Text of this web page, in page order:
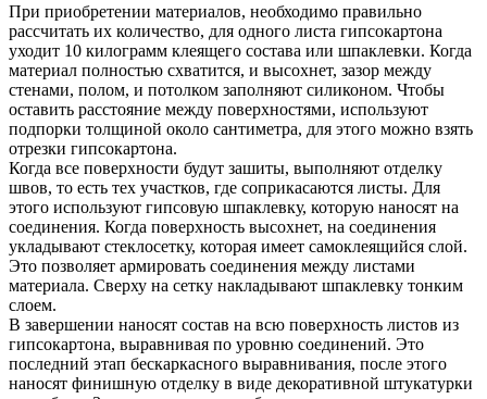
При приобретении материалов, необходимо правильно
рассчитать их количество, для одного листа гипсокартона
уходит 10 килограмм клеящего состава или шпаклевки. Когда
материал полностью схватится, и высохнет, зазор между
стенами, полом, и потолком заполняют силиконом. Чтобы
оставить расстояние между поверхностями, используют
подпорки толщиной около сантиметра, для этого можно взять
отрезки гипсокартона.
Когда все поверхности будут зашиты, выполняют отделку
швов, то есть тех участков, где соприкасаются листы. Для
этого используют гипсовую шпаклевку, которую наносят на
соединения. Когда поверхность высохнет, на соединения
укладывают стеклосетку, которая имеет самоклеящийся слой.
Это позволяет армировать соединения между листами
материала. Сверху на сетку накладывают шпаклевку тонким
слоем.
В завершении наносят состав на всю поверхность листов из
гипсокартона, выравнивая по уровню соединений. Это
последний этап бескаркасного выравнивания, после этого
наносят финишную отделку в виде декоративной штукатурки